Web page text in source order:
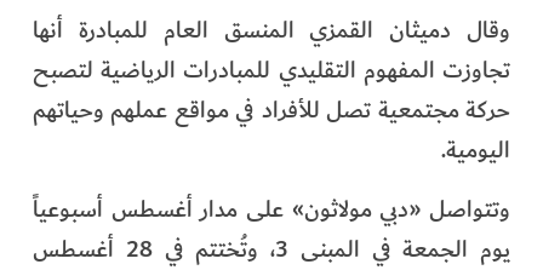
وقال دميثان القمزي المنسق العام للمبادرة أنها
تجاوزت المفهوم التقليدي للمبادرات الرياضية لتصبح
حركة مجتمعية تصل للأفراد في مواقع عملهم وحياتهم
اليومية.
وتتواصل «دبي مولاثون» على مدار أغسطس أسبوعياً
يوم الجمعة في المبنى 3، وتُختتم في 28 أغسطس